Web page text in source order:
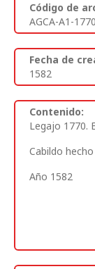
Código de
AGCA-A1-
Fecha de
1582
Contenido:
Legajo 1770.
Cabildo
Año 1582